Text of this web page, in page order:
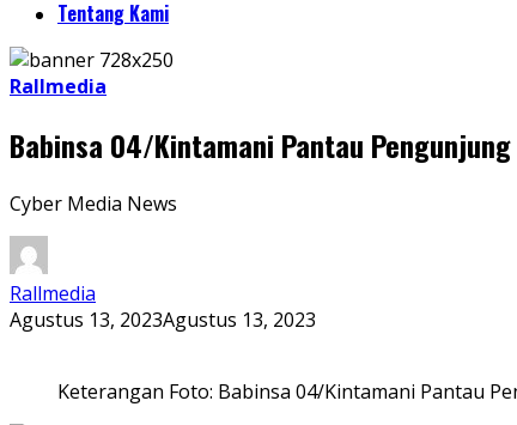
Tentang Kami
Rallmedia
Babinsa 04/Kintamani Pantau
Cyber Media News
Rallmedia
Agustus 13, 2023Agustus 13, 2023
Keterangan Foto: Babinsa 04/Kintamani Pantau